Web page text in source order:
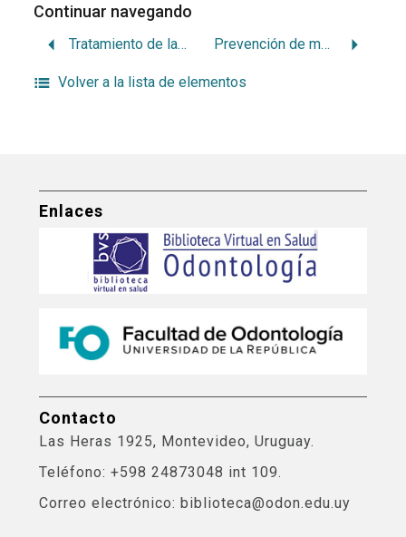
Continuar navegando
Tratamiento de las maloclusiones Prevención de maloclusiones
Volver a la lista de elementos
Enlaces
Contacto
Las Heras 1925, Montevideo, Uruguay.
Teléfono: +598 24873048 int 109.
Correo electrónico: biblioteca@odon.edu.uy